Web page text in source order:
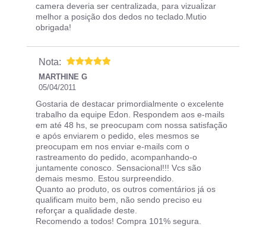
camera deveria ser centralizada, para vizualizar
melhor a posição dos dedos no teclado.Mutio
obrigada!
Nota:
MARTHINE G
05/04/2011
Gostaria de destacar primordialmente o excelente
trabalho da equipe Edon. Respondem aos e-mails
em até 48 hs, se preocupam com nossa satisfação
e após enviarem o pedido, eles mesmos se
preocupam em nos enviar e-mails com o
rastreamento do pedido, acompanhando-o
juntamente conosco. Sensacional!!! Vcs são
demais mesmo. Estou surpreendido.
Quanto ao produto, os outros comentários já os
qualificam muito bem, não sendo preciso eu
reforçar a qualidade deste.
Recomendo a todos! Compra 101% segura.